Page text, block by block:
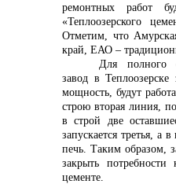
ремонтных работ
«Теплоозерского
Отметим, что
край, ЕАО –
Для полного
завод в Теплоозерске
мощность, будут
строю вторая линия,
в строй две
запускается третья, а
печь. Таким образом,
закрыть
цементе.